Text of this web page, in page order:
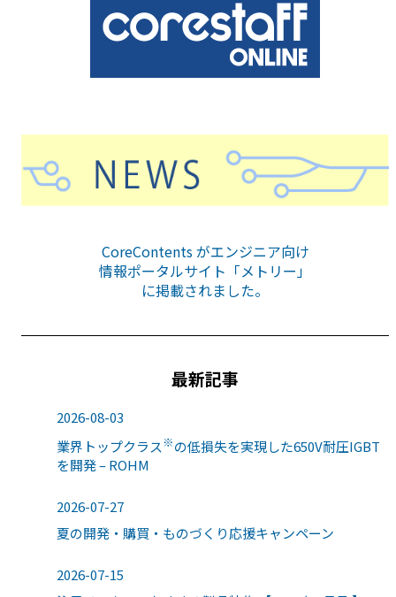
CoreContents がエンジニア向け
情報ポータルサイト「メトリー」
に掲載されました。
最新記事
2026-08-03
業界トップクラス※の低損失を実現した650V耐圧IGBT
を開発 – ROHM
2026-07-27
夏の開発・購買・ものづくり応援キャンペーン
2026-07-15